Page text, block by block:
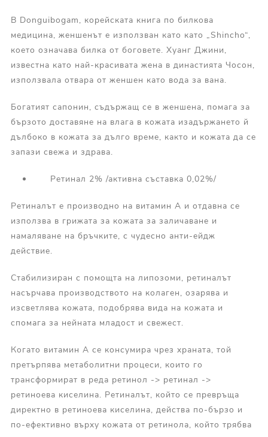
В Donguibogam, корейската книга по билкова
медицина, женшенът е използван като като „Shincho“,
което означава билка от боговете. Хуанг Джини,
известна като най-красивата жена в династията Чосон,
използвала отвара от женшен като вода за вана.
Богатият сапонин, съдържащ се в женшена, помага за
бързото доставяне на влага в кожата изадържането й
дълбоко в кожата за дълго време, както и кожата да се
запази свежа и здрава.
Ретинал 2% /активна съставка 0,02%/
Ретиналът е производно на витамин А и отдавна се
използва в грижата за кожата за заличаване и
намаляване на бръчките, с чудесно анти-ейдж
действие.
Стабилизиран с помощта на липозоми, ретиналът
насърчава производството на колаген, озарява и
изсветлява кожата, подобрява вида на кожата и
спомага за нейната младост и свежест.
Когато витамин А се консумира чрез храната, той
претърпява метаболитни процеси, които го
трансформират в реда ретинол -> ретинал ->
ретиноева киселина. Ретиналът, който се превръща
директно в ретиноева киселина, действа по-бързо и
по-ефективно върху кожата от ретинола, който трябва